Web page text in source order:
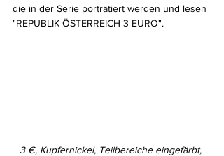
die in der Serie porträtiert werden und lesen
"REPUBLIK ÖSTERREICH 3 EURO".
3 €, Kupfernickel, Teilbereiche eingefärbt,